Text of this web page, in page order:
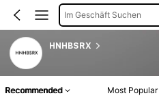
Im Geschäft Suchen
HNHBSRX
Recommended Most Popular